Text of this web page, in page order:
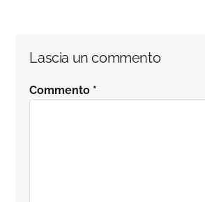
Lascia un commento
Commento *